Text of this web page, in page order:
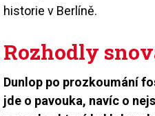
historie v Berlíně.
Rozhodly
Dunlop po prozkoumání
jde o pavouka, navíc o